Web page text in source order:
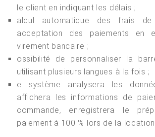
le client en indiquant les délais ;
alcul automatique des frais
acceptation des paiements en
virement bancaire ;
ossibilité de personnaliser la
utilisant plusieurs langues à la fois ;
e système analysera les
affichera les informations de
commande, enregistrera le
paiement à 100 % lors de la